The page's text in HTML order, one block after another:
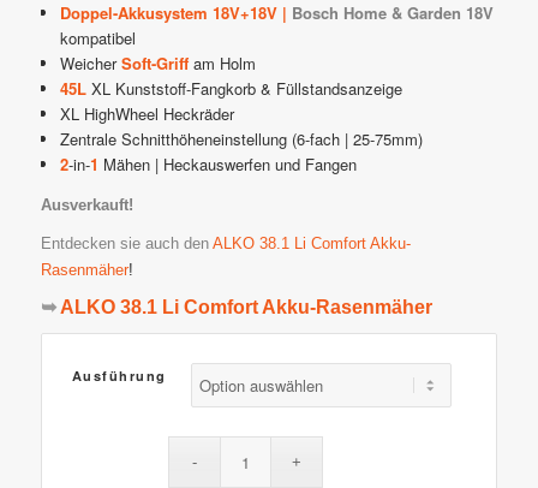
Doppel-Akkusystem 18V+18V | Bosch Home & Garden 18V
kompatibel
WeicherSoft-Griffam Holm
45L XL Kunststoff-Fangkorb & Füllstandsanzeige
XL HighWheel Heckräder
Zentrale Schnitthöheneinstellung (6-fach | 25-75mm)
2-in-1 Mähen | Heckauswerfen und Fangen
Ausverkauft!
Entdecken sie auch den ALKO 38.1 Li Comfort Akku-
Rasenmäher!
➥ALKO 38.1 Li Comfort Akku-Rasenmäher
Ausführung